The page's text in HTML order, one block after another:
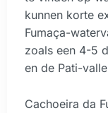
kunnen korte
Fumaça-
zoals een 4-5
en de Pati-
Cachoeira da